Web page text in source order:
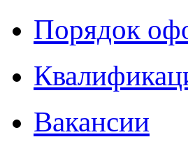
Порядок
Вакансии